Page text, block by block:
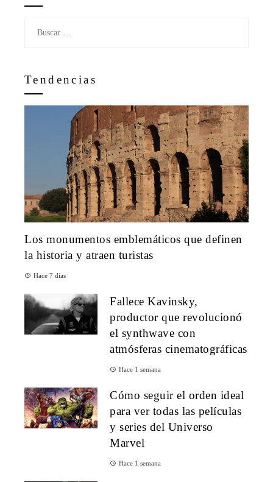
Tendencias
Los monumentos emblemáticos que definen
la historia y atraen turistas
Hace 7 días
Fallece Kavinsky,
productor que revolucionó
el synthwave con
atmósferas cinematográficas
Hace 1 semana
Cómo seguir el orden ideal
para ver todas las películas
y series del Universo
Marvel
Hace 1 semana